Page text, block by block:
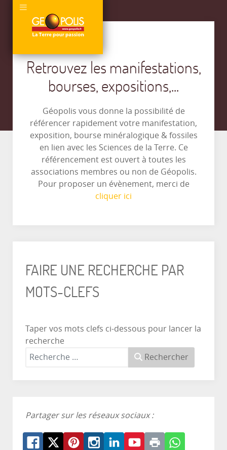
Retrouvez les manifestations,
bourses, expositions,...
Géopolis vous donne la possibilité de
référencer rapidement votre manifestation,
exposition, bourse minéralogique & fossiles
en lien avec les Sciences de la Terre. Ce
référencement est ouvert à toutes les
associations membres ou non de Géopolis.
Pour proposer un évènement, merci de
cliquer ici
FAIRE UNE RECHERCHE PAR
MOTS-CLEFS
Taper vos mots clefs ci-dessous pour lancer la
recherche
Rechercher
Partager sur les réseaux sociaux :